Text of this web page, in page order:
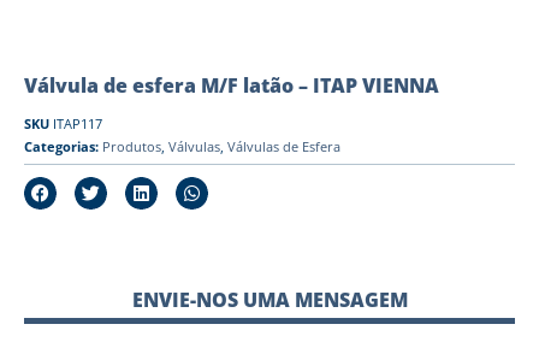
Válvula de esfera M/F latão – ITAP VIENNA
SKU ITAP117
Categorias: Produtos, Válvulas, Válvulas de Esfera
ENVIE-NOS UMA MENSAGEM